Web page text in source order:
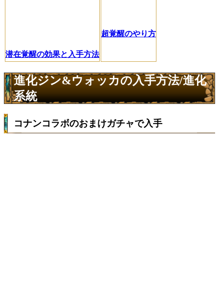
潜在覚醒の効果と入手方法
超覚醒のやり方
進化ジン&ウォッカの入手方法/進化
系統
コナンコラボのおまけガチャで入手